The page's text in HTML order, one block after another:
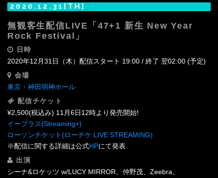
2020.12.31[TH]
無観客生配信LIVE「47+1 新生 New Year
Rock Festival」
日時
2020年12月31日（木）配信スタート 19:00 / 終了 翌02:00 (予定)
会場
東京・神田明神ホール
配信チケット
¥2,500(税込み) 11月6日12時より発売開始!
イープラス(Streaming+)
ローソンチケット(ローチケ LIVE STREAMING)
※配信に関する詳細は公式HPにて発表
出演
シーナ&ロケッツ w/LUCY MIRROR、仲野茂、Zeebra、